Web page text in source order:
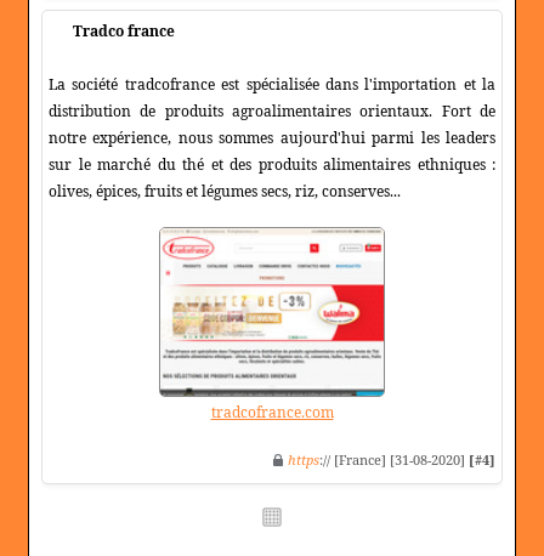
Tradco france
La société tradcofrance est spécialisée dans l'importation et la
distribution de produits agroalimentaires orientaux. Fort de
notre expérience, nous sommes aujourd'hui parmi les leaders
sur le marché du thé et des produits alimentaires ethniques :
olives, épices, fruits et légumes secs, riz, conserves...
tradcofrance.com
https:// [France] [31-08-2020] [#4]